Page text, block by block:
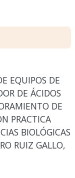
EQUIPOS DE
DE ÁCIDOS
DE
PRACTICA
BIOLÓGICAS
RUIZ GALLO,